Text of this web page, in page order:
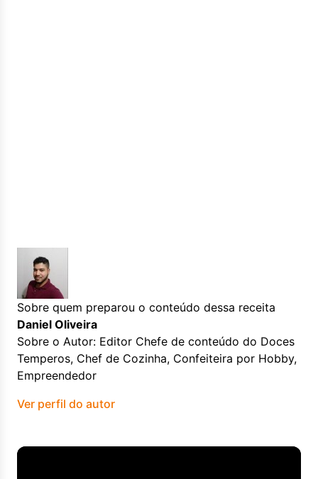
Sobre quem preparou o conteúdo dessa receita
Daniel Oliveira
Sobre o Autor: Editor Chefe de conteúdo do Doces
Temperos, Chef de Cozinha, Confeiteira por Hobby,
Empreendedor
Ver perfil do autor